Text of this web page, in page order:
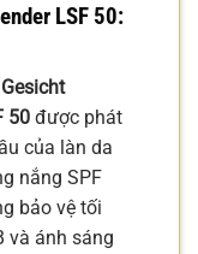
LSF 50:
50 được phát
của làn da
nắng SPF
bảo vệ tối
và ánh sáng